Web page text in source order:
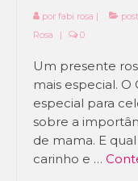
Dia dos Pais
Setembro
Outubro
Novembro
Outras
Copa do
por fabi rosa |
Rosa
| 0
Um presente
mais especial.
especial para
sobre a
de mama. E
carinho e …